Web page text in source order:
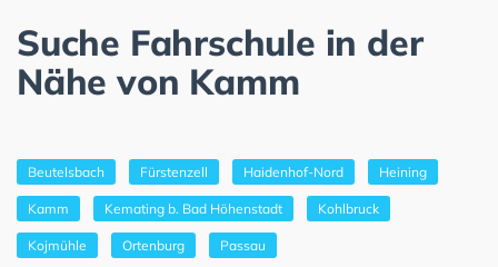
Suche Fahrschule in der
Nähe von Kamm
Beutelsbach Fürstenzell Haidenhof-Nord Heining
Kamm Kemating b. Bad Höhenstadt Kohlbruck
Kojmühle Ortenburg Passau